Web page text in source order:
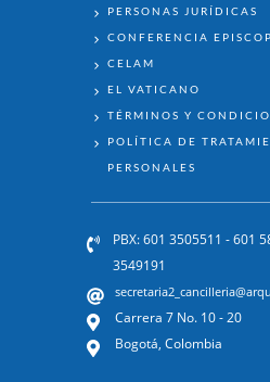
PERSONAS JURÍDICAS
CONFERENCIA
CELAM
EL VATICANO
TÉRMINOS Y
POLÍTICA DE
PERSONALES
PBX: 601 3505511 - 601
3549191
Carrera 7 No. 10 - 20
Bogotá, Colombia